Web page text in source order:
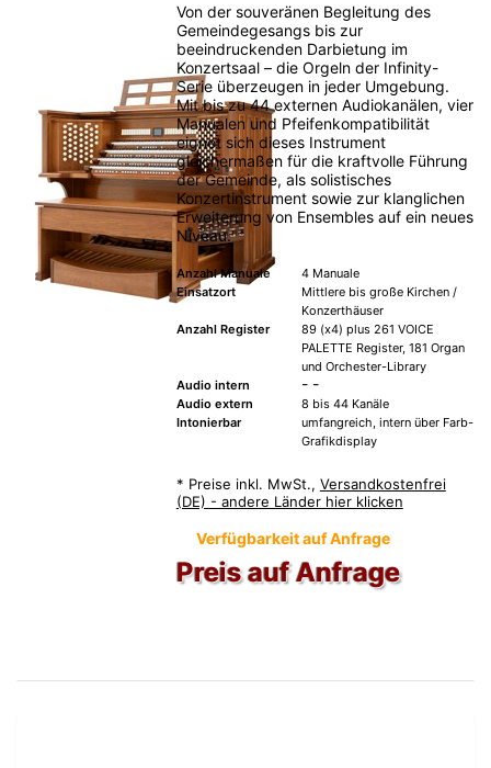
Von der souveränen Begleitung des
Gemeindegesangs bis zur
beeindruckenden Darbietung im
Konzertsaal – die Orgeln der Infinity-
Serie überzeugen in jeder Umgebung.
Mit bis zu 44 externen Audiokanälen, vier
Manualen und Pfeifenkompatibilität
eignet sich dieses Instrument
gleichermaßen für die kraftvolle Führung
der Gemeinde, als solistisches
Konzertinstrument sowie zur klanglichen
Erweiterung von Ensembles auf ein neues
Niveau.
Anzahl Manuale
4 Manuale
Einsatzort
Mittlere bis große Kirchen /
Konzerthäuser
Anzahl Register
89 (x4) plus 261 VOICE
PALETTE Register, 181 Organ
und Orchester-Library
Audio intern
- -
Audio extern
8 bis 44 Kanäle
Intonierbar
umfangreich, intern über Farb-
Grafikdisplay
* Preise inkl. MwSt., Versandkostenfrei
(DE) - andere Länder hier klicken
Verfügbarkeit auf Anfrage
Preis auf Anfrage